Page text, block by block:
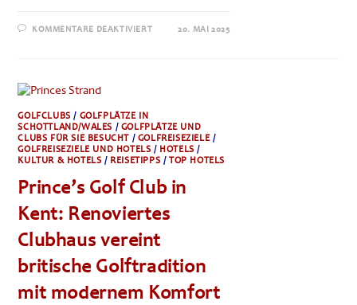
KOMMENTARE DEAKTIVIERTFÜR
IN
FANCOURT
SÜDAFRIKA
20. MAI 2025
GOLFCLUBS / GOLFPLÄTZE IN
SCHOTTLAND/WALES / GOLFPLÄTZE UND
CLUBS FÜR SIE BESUCHT / GOLFREISEZIELE/
GOLFREISEZIELE UND HOTELS / HOTELS /
KULTUR & HOTELS / REISETIPPS /TOP HOTELS
Prince’s Golf Club in
Kent: Renoviertes
Clubhaus vereint
britische Golftradition
mit modernem Komfort